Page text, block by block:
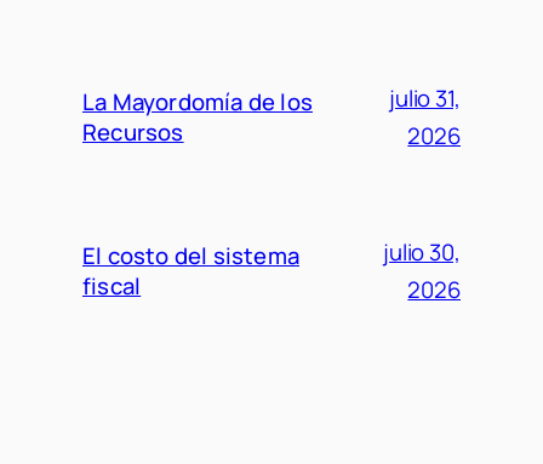
La Mayordomía de los
Recursos
julio 31,
2026
El costo del sistema
fiscal
julio 30,
2026